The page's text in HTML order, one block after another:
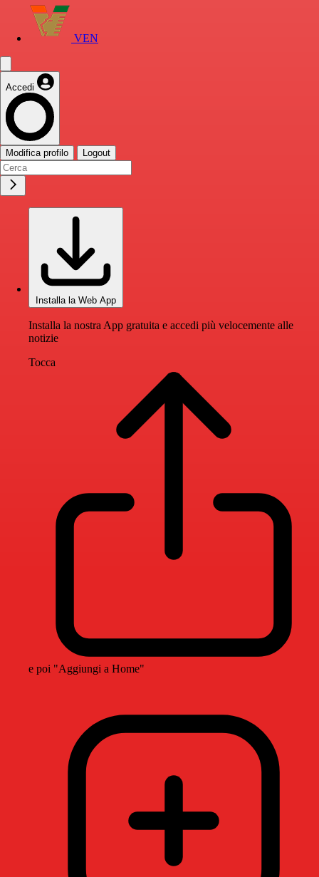
VEN
Accedi
Modifica profilo Logout
Installa la Web App
Installa la nostra App gratuita e accedi più velocemente alle
notizie
Tocca
e poi "Aggiungi a Home"